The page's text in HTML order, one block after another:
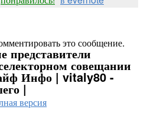
это сообщение.
представители
совещании
Инфо | vitaly80 -
|
версия